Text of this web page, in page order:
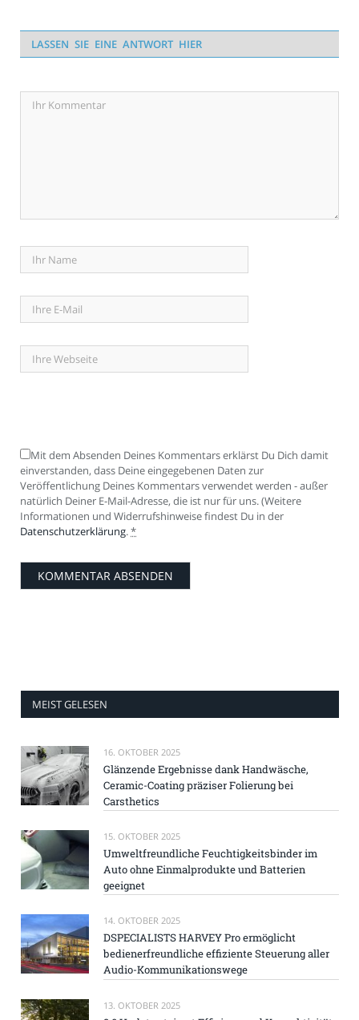
LASSEN SIE EINE ANTWORT HIER
Mit dem Absenden Deines Kommentars erklärst Du Dich damit
einverstanden, dass Deine eingegebenen Daten zur
Veröffentlichung Deines Kommentars verwendet werden - außer
natürlich Deiner E-Mail-Adresse, die ist nur für uns. (Weitere
Informationen und Widerrufshinweise findest Du in der
Datenschutzerklärung.*
MEIST GELESEN
16. OKTOBER 2025
Glänzende Ergebnisse dank Handwäsche,
Ceramic-Coating präziser Folierung bei
Carsthetics
15. OKTOBER 2025
Umweltfreundliche Feuchtigkeitsbinder im
Auto ohne Einmalprodukte und Batterien
geeignet
14. OKTOBER 2025
DSPECIALISTS HARVEY Pro ermöglicht
bedienerfreundliche effiziente Steuerung aller
Audio-Kommunikationswege
13. OKTOBER 2025